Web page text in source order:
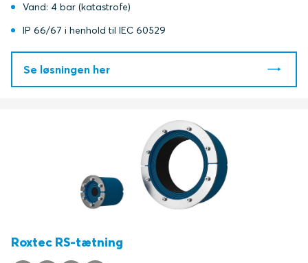
Vand: 4 bar (katastrofe)
IP 66/67 i henhold til IEC 60529
Se løsningen her
Roxtec RS-tætning